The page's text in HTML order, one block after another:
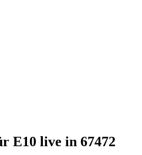
E10 live in 67472